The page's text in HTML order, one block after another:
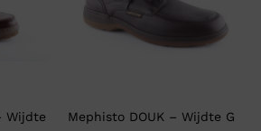
Wijdte
Mephisto DOUK – Wijdte G